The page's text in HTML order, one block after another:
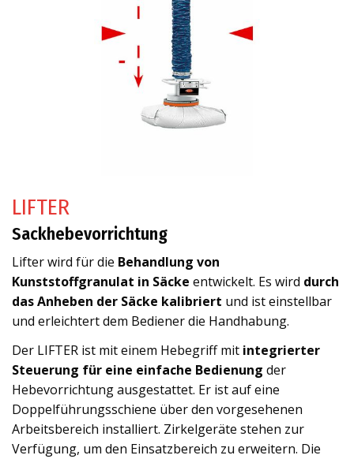
LIFTER
Sackhebevorrichtung
Lifter wird für die Behandlung von
Kunststoffgranulat in Säcke entwickelt. Es wird durch
das Anheben der Säcke kalibriert und ist einstellbar
und erleichtert dem Bediener die Handhabung.
Der LIFTER ist mit einem Hebegriff mit integrierter
Steuerung für eine einfache Bedienung der
Hebevorrichtung ausgestattet. Er ist auf eine
Doppelführungsschiene über den vorgesehenen
Arbeitsbereich installiert. Zirkelgeräte stehen zur
Verfügung, um den Einsatzbereich zu erweitern. Die